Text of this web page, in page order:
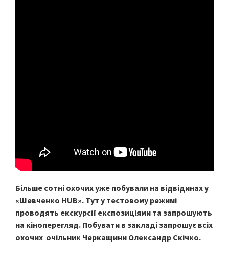
Більше сотні охочих уже побували на відвідинах у
«Шевченко HUB». Тут у тестовому режимі
проводять екскурсії експозиціями та запрошують
на кіноперегляд. Побувати в закладі запрошує всіх
охочих очільник Черкащини Олександр Скічко.